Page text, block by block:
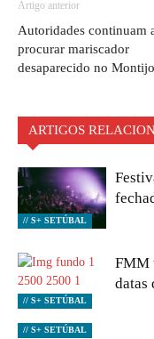
Artigo anterior
Autoridades continuam
procurar mariscador
desaparecido no Montijo
ARTIGOS
// S+ SETÚBAL
// S+ SETÚBAL
FMM
datas
// S+ SETÚBAL